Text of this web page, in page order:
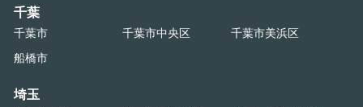
千葉
千葉市 千葉市中央区
千葉市美浜区
船橋市
埼玉